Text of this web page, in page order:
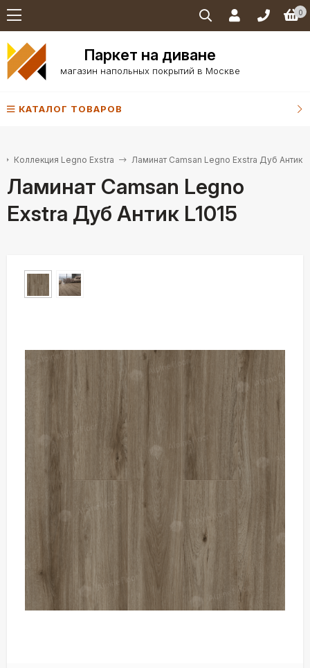
0
Паркет на диване
магазин напольных покрытий в Москве
КАТАЛОГ ТОВАРОВ
Коллекция Legno Exstra Ламинат Camsan Legno Exstra Дуб Антик
Ламинат Camsan Legno
Exstra Дуб Антик L1015